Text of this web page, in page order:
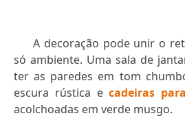
A decoração pode unir o
só ambiente. Uma sala de
ter as paredes em tom
escura rústica ecadeiras
acolchoadas em verde musgo.